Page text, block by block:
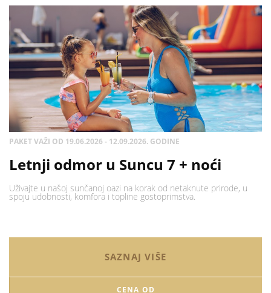
PAKET VAŽI OD 19.06.2026 - 12.09.2026. GODINE
Letnji odmor u Suncu 7 + noći
Uživajte u našoj sunčanoj oazi na korak od netaknute prirode, u
spoju udobnosti, komfora i topline gostoprimstva.
SAZNAJ VIŠE
CENA OD